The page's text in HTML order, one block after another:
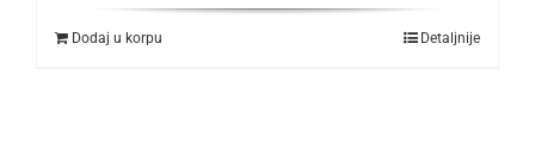
Dodaj u korpu Detaljnije